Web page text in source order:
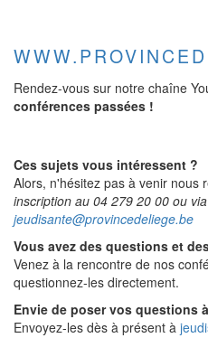
Rendez-vous sur notre chaîne
conférences passées !
Ces sujets vous intéressent ?
Alors, n'hésitez pas à venir nous
inscription au 04 279 20 00 ou
jeudisante@provincedeliege.be
Vous avez des questions et
Venez à la rencontre de nos
questionnez-les directement.
Envie de poser vos questions
Envoyez-les dès à présent à